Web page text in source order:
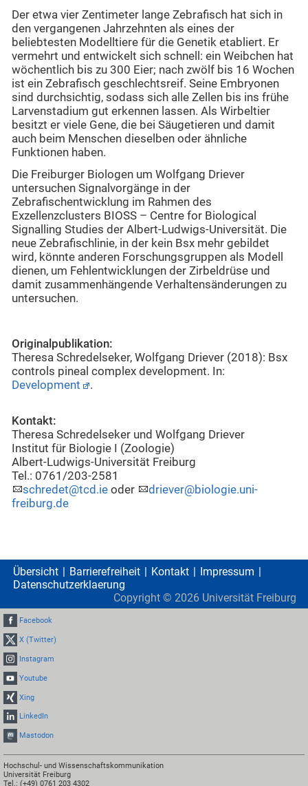
Der etwa vier Zentimeter lange Zebrafisch hat sich in
den vergangenen Jahrzehnten als eines der
beliebtesten Modelltiere für die Genetik etabliert. Er
vermehrt und entwickelt sich schnell: ein Weibchen hat
wöchentlich bis zu 300 Eier; nach zwölf bis 16 Wochen
ist ein Zebrafisch geschlechtsreif. Seine Embryonen
sind durchsichtig, sodass sich alle Zellen bis ins frühe
Larvenstadium gut erkennen lassen. Als Wirbeltier
besitzt er viele Gene, die bei Säugetieren und damit
auch beim Menschen dieselben oder ähnliche
Funktionen haben.
Die Freiburger Biologen um Wolfgang Driever
untersuchen Signalvorgänge in der
Zebrafischentwicklung im Rahmen des
Exzellenzclusters BIOSS – Centre for Biological
Signalling Studies der Albert-Ludwigs-Universität. Die
neue Zebrafischlinie, in der kein Bsx mehr gebildet
wird, könnte anderen Forschungsgruppen als Modell
dienen, um Fehlentwicklungen der Zirbeldrüse und
damit zusammenhängende Verhaltensänderungen zu
untersuchen.
Originalpublikation:
Theresa Schredelseker, Wolfgang Driever (2018): Bsx
controls pineal complex development. In:
Development
.
Kontakt:
Theresa Schredelseker und Wolfgang Driever
Institut für Biologie I (Zoologie)
Albert-Ludwigs-Universität Freiburg
Tel.: 0761/203-2581
schredet@tcd.ie oder
driever@biologie.uni-
freiburg.de
Übersicht Barrierefreiheit Kontakt
Impressum
Datenschutzerklaerung
Copyright © 2026 Universität Freiburg
Facebook
X (Twitter)
Instagram
Youtube
Xing
LinkedIn
Mastodon
Hochschul- und Wissenschaftskommunikation
Universität Freiburg
Tel.: (+49) 0761 203 4302